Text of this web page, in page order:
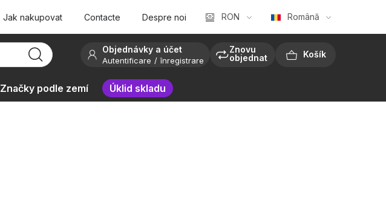
Jak nakupovat Contacte Despre noi RON Română
Objednávky a účet
Autentificare înregistrare
Znovu
objednat
Značky podle zemí Úklid skladu